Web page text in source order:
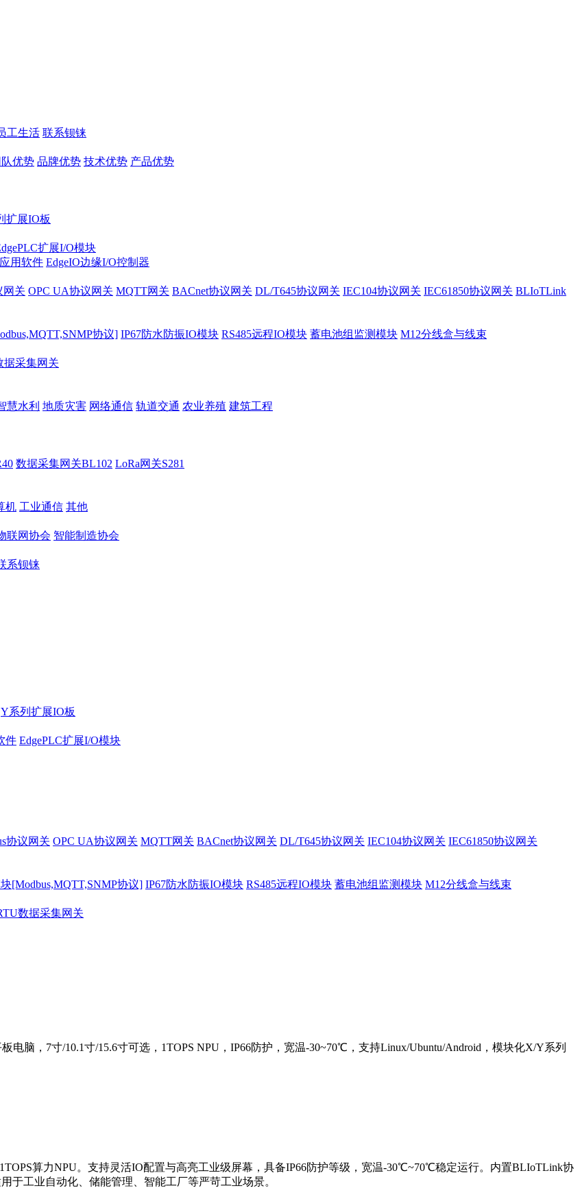
工生活 联系钡铼
队优势 品牌优势 技术优势 产品优势
扩展IO板
扩展I/O模块
用软件 EdgeIO边缘I/O控制器
网关 OPC UA协议网关 MQTT网关 BACnet协议网关 DL/T645协议网关 IEC104协议网关 IEC61850协议网关 BLIoTLink
协议] IP67防水防振IO模块 RS485远程IO模块 蓄电池组监测模块 M12分线盒与线束
据采集网关
慧水利 地质灾害 网络通信 轨道交通 农业养殖 建筑工程
数据采集网关BL102 LoRa网关S281
机 工业通信 其他
联网协会 智能制造协会
系钡铼
Y系列扩展IO板
件 EdgePLC扩展I/O模块
协议网关 OPC UA协议网关 MQTT网关 BACnet协议网关 DL/T645协议网关 IEC104协议网关 IEC61850协议网关
[Modbus,MQTT,SNMP协议] IP67防水防振IO模块 RS485远程IO模块 蓄电池组监测模块 M12分线盒与线束
数据采集网关
电脑，7寸/10.1寸/15.6寸可选，1TOPS NPU，IP66防护，宽温-30~70℃，支持Linux/Ubuntu/Android，模块化X/Y系列
算力NPU。支持灵活IO配置与高亮工业级屏幕，具备IP66防护等级，宽温-30℃~70℃稳定运行。内置BLIoTLink协
于工业自动化、储能管理、智能工厂等严苛工业场景。